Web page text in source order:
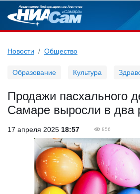
Новости Общество
Образование Культура
Продажи пасхального
Самаре выросли в два
17 апреля 2025 18:57 856